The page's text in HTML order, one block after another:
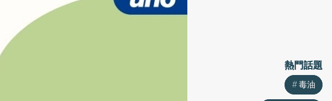
熱門話題
毒油
熱門話題
毒油